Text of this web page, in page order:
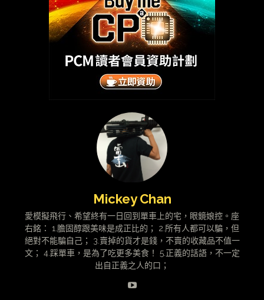
Mickey Chan
愛模擬飛行、希望終有一日回到單車上的宅，眼鏡娘控。座
右銘： 1.膽固醇跟美味是成正比的； 2.所有人都可以騙，但
絕對不能騙自己； 3.賣掉的貨才是錢，不賣的收藏品不值一
文； 4.踩單車，是為了吃更多美食！ 5.正義的話語，不一定
出自正義之人的口；